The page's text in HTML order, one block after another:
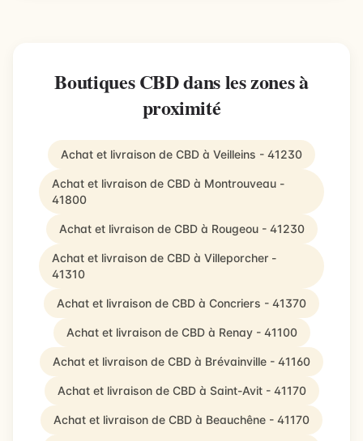
Boutiques CBD dans les zones à
proximité
Achat et livraison de CBD à Veilleins - 41230
Achat et livraison de CBD à Montrouveau -
41800
Achat et livraison de CBD à Rougeou - 41230
Achat et livraison de CBD à Villeporcher -
41310
Achat et livraison de CBD à Concriers - 41370
Achat et livraison de CBD à Renay - 41100
Achat et livraison de CBD à Brévainville - 41160
Achat et livraison de CBD à Saint-Avit - 41170
Achat et livraison de CBD à Beauchêne - 41170